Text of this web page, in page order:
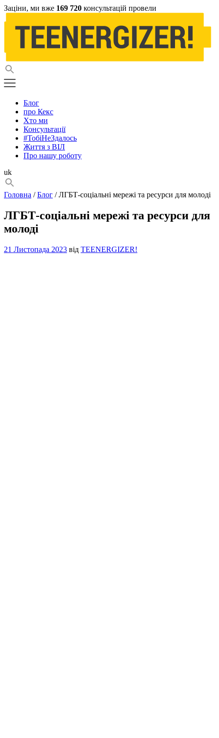
Заціни, ми вже 169 720 консультацій провели
Блог
про Кекс
Хто ми
Консультації
#ТобіНеЗдалось
Життя з ВІЛ
Про нашу роботу
uk
Головна /Блог / ЛГБТ-соціальні мережі та ресурси для молоді
ЛГБТ-соціальні мережі та ресурси для
молоді
21 Листопада 2023 від TEENERGIZER!